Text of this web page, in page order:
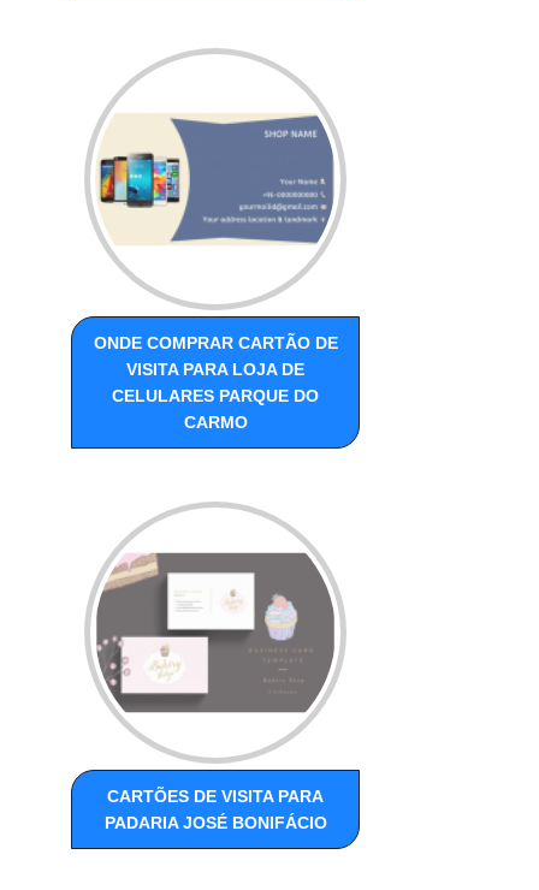
ONDE COMPRAR CARTÃO DE
VISITA PARA LOJA DE
CELULARES PARQUE DO
CARMO
CARTÕES DE VISITA PARA
PADARIA JOSÉ BONIFÁCIO